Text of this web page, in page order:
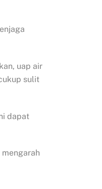
uap air
sulit
dapat